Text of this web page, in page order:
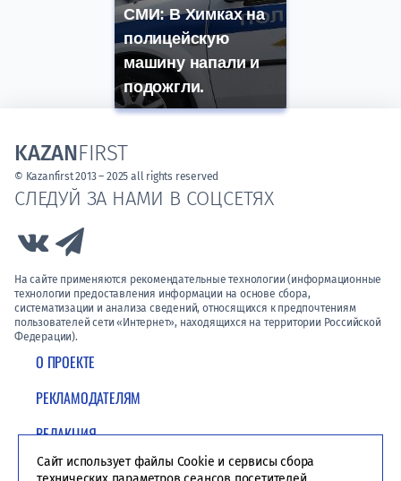
СМИ: В Химках на
полицейскую
машину напали и
подожгли.
О ПРОЕКТЕ
РЕКЛАМОДАТЕЛЯМ
РЕДАКЦИЯ
ПОЛИТИКА КОНФИДЕНЦИАЛЬНОСТИ
СЛЕДУЙ ЗА НАМИ В СОЦСЕТЯХ
Link to Vk
На сайте применяются рекомендательные технологии (информационные
технологии предоставления информации на основе сбора,
систематизации и анализа сведений, относящихся к предпочтениям
пользователей сети «Интернет», находящихся на территории Российской
Федерации).
KAZANFIRST
© Kazanfirst 2013 – 2025 all rights reserved
Сайт использует файлы Cookie и сервисы сбора